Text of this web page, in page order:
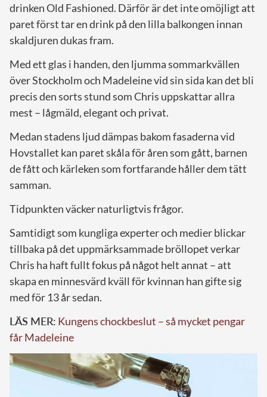
drinken Old Fashioned. Därför är det inte omöjligt att
paret först tar en drink på den lilla balkongen innan
skaldjuren dukas fram.
Med ett glas i handen, den ljumma sommarkvällen
över Stockholm och Madeleine vid sin sida kan det bli
precis den sorts stund som Chris uppskattar allra
mest – lågmäld, elegant och privat.
Medan stadens ljud dämpas bakom fasaderna vid
Hovstallet kan paret skåla för åren som gått, barnen
de fått och kärleken som fortfarande håller dem tätt
samman.
Tidpunkten väcker naturligtvis frågor.
Samtidigt som kungliga experter och medier blickar
tillbaka på det uppmärksammade bröllopet verkar
Chris ha haft fullt fokus på något helt annat – att
skapa en minnesvärd kväll för kvinnan han gifte sig
med för 13 år sedan.
LÄS MER: Kungens chockbeslut – så mycket pengar
får Madeleine